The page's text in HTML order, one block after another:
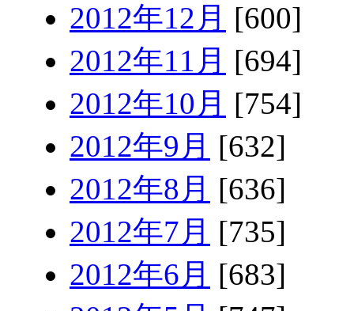
2012年12月 [600]
2012年11月 [694]
2012年10月 [754]
2012年9月 [632]
2012年8月 [636]
2012年7月 [735]
2012年6月 [683]